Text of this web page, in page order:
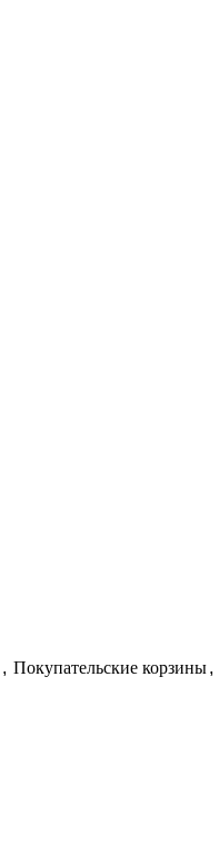
, Покупательские корзины,